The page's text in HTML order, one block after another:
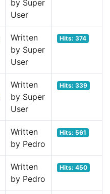
by Super
User
Written
by Super
User
Hits: 374
Written
by Super
User
Hits: 339
Written
by Pedro
Hits: 561
Written
by Pedro
Hits: 450